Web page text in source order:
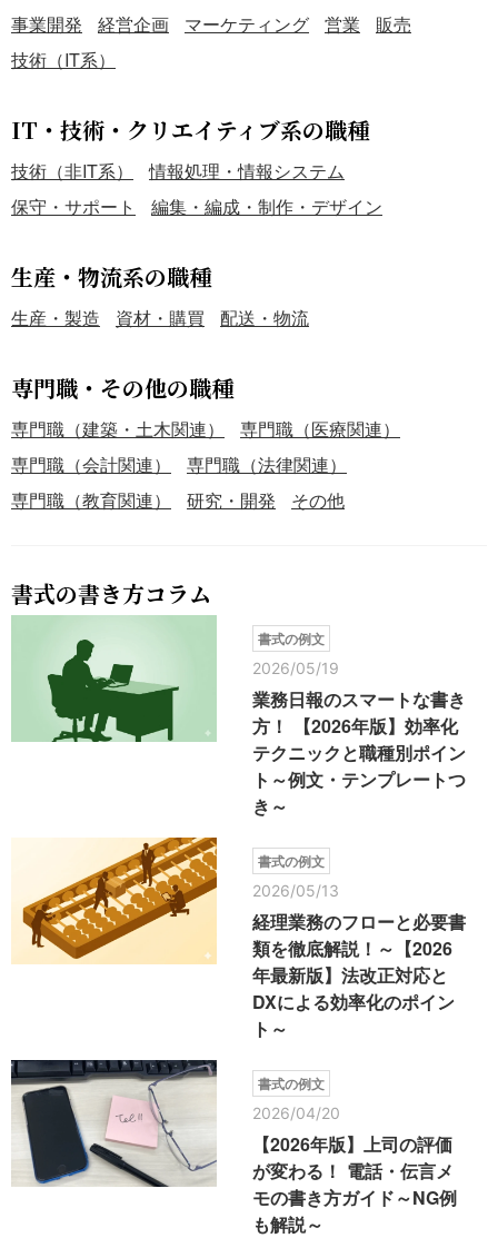
事業開発 経営企画 マーケティング 営業
販売
技術（IT系）
IT・技術・クリエイティブ系の職種
技術（非IT系）
情報処理・情報システム
保守・サポート
編集・編成・制作・デザイン
生産・物流系の職種
生産・製造 資材・購買 配送・物流
専門職・その他の職種
専門職（建築・土木関連）
専門職（医療関連）
専門職（会計関連）
専門職（法律関連）
専門職（教育関連）
研究・開発 その他
書式の書き方コラム
書式の例文
2026/05/19
業務日報のスマートな書き
方！ 【2026年版】効率化
テクニックと職種別ポイン
ト～例文・テンプレートつ
き～
書式の例文
2026/05/13
経理業務のフローと必要書
類を徹底解説！～【2026
年最新版】法改正対応と
DXによる効率化のポイン
ト～
書式の例文
2026/04/20
【2026年版】上司の評価
が変わる！ 電話・伝言メ
モの書き方ガイド～NG例
も解説～